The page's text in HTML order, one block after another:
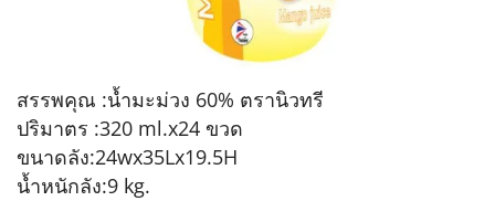
สรรพคุณ :น้ำมะม่วง 60% ตรานิวทรี
ปริมาตร :320 ml.x24 ขวด
ขนาดลัง:24wx35Lx19.5H
น้ำหนักลัง:9 kg.